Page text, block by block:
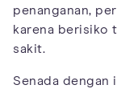
penanganan,
karena berisiko
sakit.
Senada dengan